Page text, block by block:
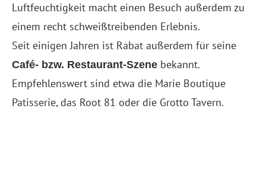
Luftfeuchtigkeit macht einen Besuch außerdem zu
einem recht schweißtreibenden Erlebnis.
Seit einigen Jahren ist Rabat außerdem für seine
Café- bzw. Restaurant-Szene bekannt.
Empfehlenswert sind etwa die Marie Boutique
Patisserie, das Root 81 oder die Grotto Tavern.